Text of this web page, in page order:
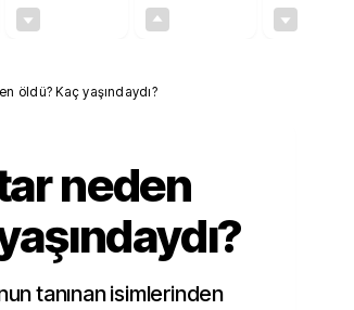
öldü? Kaç yaşındaydı?
neden
tanınan isimlerinden